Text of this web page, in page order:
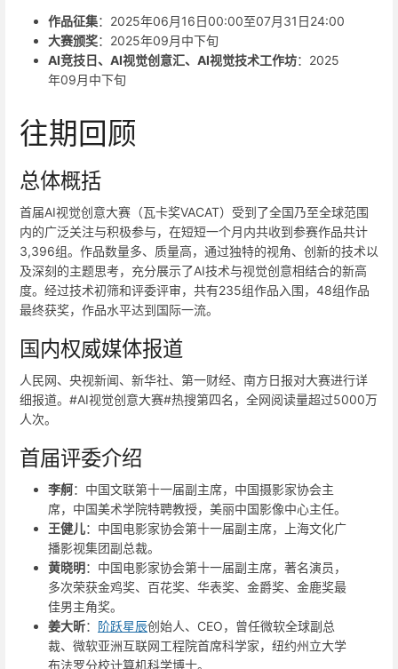
作品征集：2025年06月16日00:00至07月31日24:00
大赛颁奖：2025年09月中下旬
AI竞技日、AI视觉创意汇、AI视觉技术工作坊：2025
年09月中下旬
往期回顾
总体概括
首届AI视觉创意大赛（瓦卡奖VACAT）受到了全国乃至全球范围
内的广泛关注与积极参与，在短短一个月内共收到参赛作品共计
3,396组。作品数量多、质量高，通过独特的视角、创新的技术以
及深刻的主题思考，充分展示了AI技术与视觉创意相结合的新高
度。经过技术初筛和评委评审，共有235组作品入围，48组作品
最终获奖，作品水平达到国际一流。
国内权威媒体报道
人民网、央视新闻、新华社、第一财经、南方日报对大赛进行详
细报道。#AI视觉创意大赛#热搜第四名，全网阅读量超过5000万
人次。
首届评委介绍
李舸：中国文联第十一届副主席，中国摄影家协会主
席，中国美术学院特聘教授，美丽中国影像中心主任。
王健儿：中国电影家协会第十一届副主席，上海文化广
播影视集团副总裁。
黄晓明：中国电影家协会第十一届副主席，著名演员，
多次荣获金鸡奖、百花奖、华表奖、金爵奖、金鹿奖最
佳男主角奖。
姜大昕： 阶跃星辰创始人、CEO，曾任微软全球副总
裁、微软亚洲互联网工程院首席科学家，纽约州立大学
布法罗分校计算机科学博士。